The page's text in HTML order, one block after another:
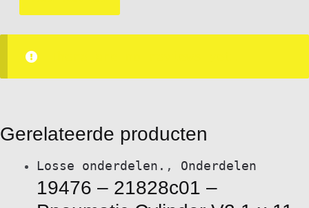
Gerelateerde producten
Losse onderdelen. , Onderdelen
19476 – 21828c01 –